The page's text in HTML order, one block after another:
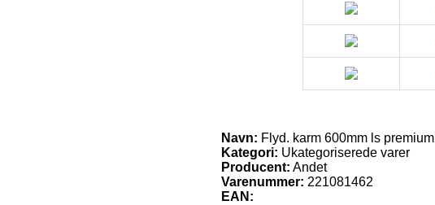
Navn: Flyd. karm 600mm ls premium
Kategori: Ukategoriserede varer
Producent: Andet
Varenummer: 221081462
EAN: